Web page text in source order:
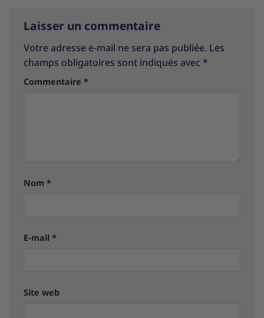
Laisser un commentaire
Votre adresse e-mail ne sera pas publiée. Les
champs obligatoires sont indiqués avec *
Commentaire *
Nom *
E-mail *
Site web